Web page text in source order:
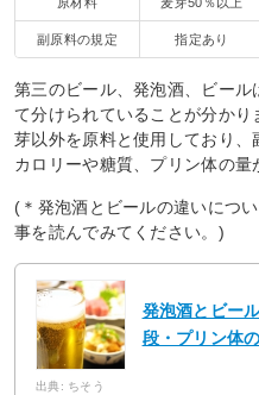
副原料の規定 指定あり
第三のビール、発泡酒、ビー
て分けられていることが分か
芽以外を原料と使用しており、
カロリーや糖質、プリン体の量
(＊発泡酒とビールの違いにつ
事を読んでみてください。)
発泡酒とビー
段・プリン体
出典: ちそう